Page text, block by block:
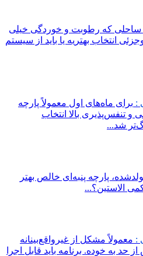
ساحلی که رطوبت و خوردگی خیلی
انتخاب بهتریه یا باید از سیستم
: برای ماه‌های اول معمولاً پارچه
و تنفس‌پذیری بالا انتخاب
شد...
پارچه پنبه‌ای خالص بهتر
الاستین؟...
: معمولاً مشکل از غیرواقع‌بینانه
حد به خوده. برنامه باید قابل اجرا